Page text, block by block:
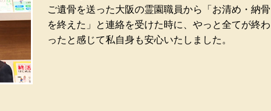
ご遺骨を送った大阪の霊園職員から「お清め・納骨
を終えた」と連絡を受けた時に、やっと全てが終わ
ったと感じて私自身も安心いたしました。